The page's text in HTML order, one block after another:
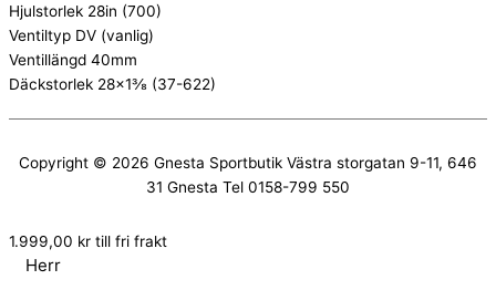
Hjulstorlek 28in (700)
Ventiltyp DV (vanlig)
Ventillängd 40mm
Däckstorlek 28×1⅜ (37-622)
Copyright © 2026 Gnesta Sportbutik Västra storgatan 9-11, 646
31 Gnesta Tel 0158-799 550
1.999,00 kr till fri frakt
Herr